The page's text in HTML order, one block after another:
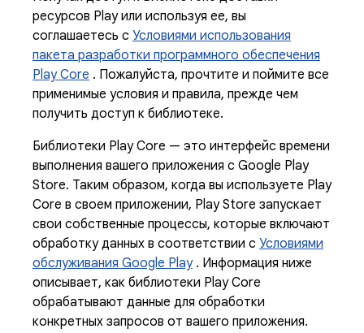
ресурсов Play или используя ее, вы
соглашаетесь с Условиями использования
пакета разработки программного обеспечения
Play Core . Пожалуйста, прочтите и поймите все
применимые условия и правила, прежде чем
получить доступ к библиотеке.
Библиотеки Play Core — это интерфейс времени
выполнения вашего приложения с Google Play
Store. Таким образом, когда вы используете Play
Core в своем приложении, Play Store запускает
свои собственные процессы, которые включают
обработку данных в соответствии с Условиями
обслуживания Google Play. Информация ниже
описывает, как библиотеки Play Core
обрабатывают данные для обработки
конкретных запросов от вашего приложения.